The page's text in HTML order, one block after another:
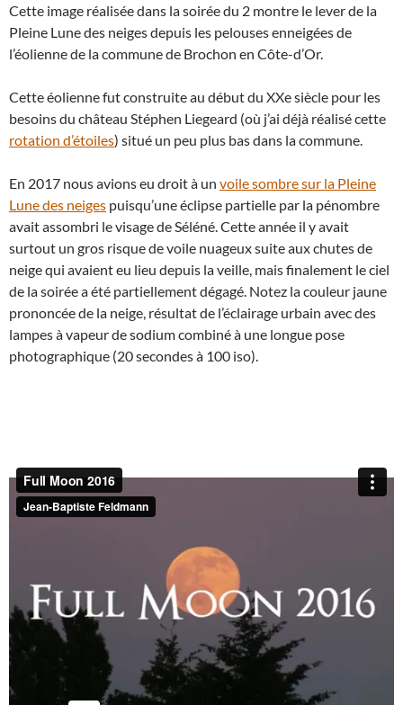
Cette image réalisée dans la soirée du 2 montre le lever de la
Pleine Lune des neiges depuis les pelouses enneigées de
l’éolienne de la commune de Brochon en Côte-d’Or.
Cette éolienne fut construite au début du XXe siècle pour les
besoins du château Stéphen Liegeard (où j’ai déjà réalisé cette
rotation d’étoiles) situé un peu plus bas dans la commune.
En 2017 nous avions eu droit à un voile sombre sur la Pleine
Lune des neiges puisqu’une éclipse partielle par la pénombre
avait assombri le visage de Séléné. Cette année il y avait
surtout un gros risque de voile nuageux suite aux chutes de
neige qui avaient eu lieu depuis la veille, mais finalement le ciel
de la soirée a été partiellement dégagé. Notez la couleur jaune
prononcée de la neige, résultat de l’éclairage urbain avec des
lampes à vapeur de sodium combiné à une longue pose
photographique (20 secondes à 100 iso).